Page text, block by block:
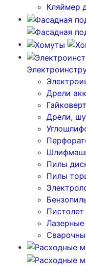
Кляймер
Дрели
Дрели,
Пилы
Пилы